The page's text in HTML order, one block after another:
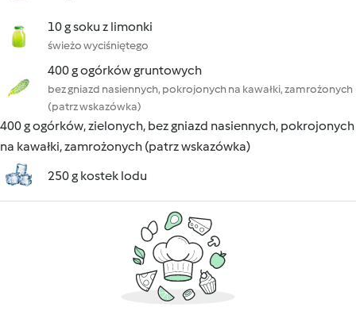
10 g soku z limonki
świeżo wyciśniętego
400 g ogórków gruntowych
bez gniazd nasiennych, pokrojonych na kawałki, zamrożonych
(patrz wskazówka)
400 g ogórków, zielonych, bez gniazd nasiennych, pokrojonych
na kawałki, zamrożonych (patrz wskazówka)
250 g kostek lodu